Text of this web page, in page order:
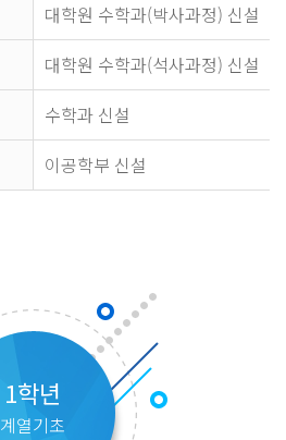
대학원 수학과(박사과정) 신설
대학원 수학과(석사과정) 신설
수학과 신설
이공학부 신설
1학년
계열기초